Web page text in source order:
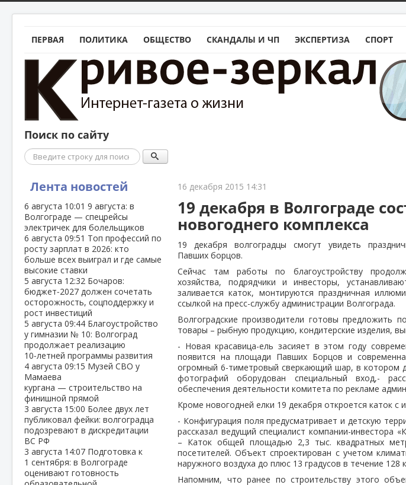
ПЕРВАЯ ПОЛИТИКА ОБЩЕСТВО СКАНДАЛЫ И ЧП ЭКСПЕРТИЗА СПОРТ
Поиск по сайту
Поиск
Лента новостей
6 августа 10:01 9 августа: в
Волгограде — спецрейсы
электричек для болельщиков
6 августа 09:51 Топ профессий по
росту зарплат в 2026: кто
больше всех выиграл и где самые
высокие ставки
5 августа 12:32 Бочаров:
бюджет‑2027 должен сочетать
осторожность, соцподдержку и
рост инвестиций
5 августа 09:44 Благоустройство
у гимназии № 10: Волгоград
продолжает реализацию
10‑летней программы развития
4 августа 09:15 Музей СВО у
Мамаева
кургана — строительство на
финишной прямой
3 августа 15:00 Более двух лет
публиковал фейки: волгоградца
подозревают в дискредитации
ВС РФ
3 августа 14:07 Подготовка к
1 сентября: в Волгограде
оценивают готовность
16 декабря 2015 14:31
19 декабря в Волгограде
новогоднего комплекса
19 декабря волгоградцы смогут увидеть
Павших борцов.
Сейчас там работы по благоустройству
хозяйства, подрядчики и инвесторы,
заливается каток, монтируются праздничная
ссылкой на пресс-службу администрации Волгограда.
Волгоградские производители готовы предложить
товары – рыбную продукцию, кондитерские изделия,
- Новая красавица-ель засияет в этом году
появится на площади Павших Борцов и
огромный 6-тиметровый сверкающий шар, в котором
фотографий оборудован специальный вход,-
обеспечения деятельности комитета по рекламе
Кроме новогодней елки 19 декабря откроется каток с
- Конфигурация поля предусматривает и детскую
рассказал ведущий специалист компании-
– Каток общей площадью 2,3 тыс. квадратных
посетителей. Объект спроектирован с учетом
наружного воздуха до плюс 13 градусов в течение
Напомним, что ранее по строительству этого